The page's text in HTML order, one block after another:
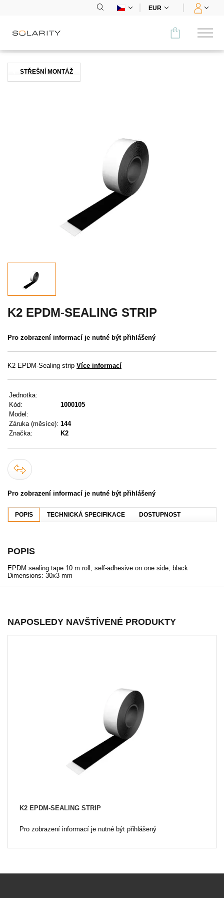
EUR
Porovnat
KONTAKTY
UŽIVATELSKÉ MENU
Přihlášení
Zapomenuté heslo
STŘEŠNÍ MONTÁŽ
K2 EPDM-SEALING STRIP
Pro zobrazení informací je nutné být přihlášený
K2 EPDM-Sealing strip Více informací
Jednotka:
Kód:
1000105
Model:
Záruka (měsíce): 144
Značka:
K2
Pro zobrazení informací je nutné být přihlášený
POPIS TECHNICKÁ SPECIFIKACE DOSTUPNOST
POPIS
EPDM sealing tape 10 m roll, self-adhesive on one side, black
Dimensions: 30x3 mm
NAPOSLEDY NAVŠTÍVENÉ PRODUKTY
K2 EPDM-SEALING STRIP
Pro zobrazení informací je nutné být přihlášený